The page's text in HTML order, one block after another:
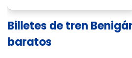
Billetes de tren
baratos